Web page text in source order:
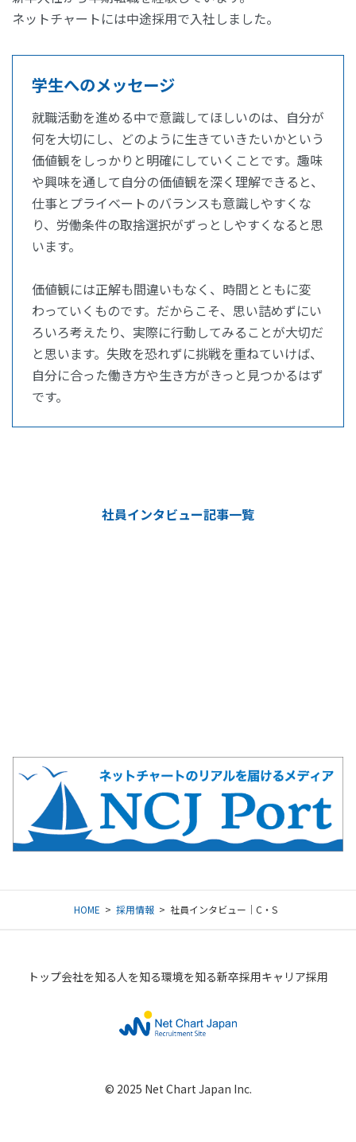
HOME 採用情報 社員インタビュー｜C・S
ネットチャートには中途採用で入社しました。
学生へのメッセージ
就職活動を進める中で意識してほしいのは、自分が
何を大切にし、どのように生きていきたいかという
価値観をしっかりと明確にしていくことです。趣味
や興味を通して自分の価値観を深く理解できると、
仕事とプライベートのバランスも意識しやすくな
り、労働条件の取捨選択がずっとしやすくなると思
います。
価値観には正解も間違いもなく、時間とともに変
わっていくものです。だからこそ、思い詰めずにい
ろいろ考えたり、実際に行動してみることが大切だ
と思います。失敗を恐れずに挑戦を重ねていけば、
自分に合った働き方や生き方がきっと見つかるはず
です。
社員インタビュー記事一覧
トップ会社を知る人を知る環境を知る新卒採用キャリア採用
© 2025 Net Chart Japan Inc.